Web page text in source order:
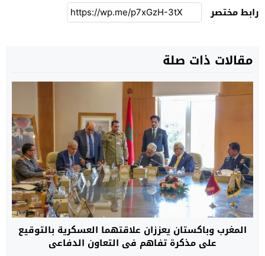
رابط مختصر
مقالات ذات صلة
المغرب وباكستان يعززان علاقتهما العسكرية بالتوقيع
على مذكرة تفاهم في التعاون الدفاعي